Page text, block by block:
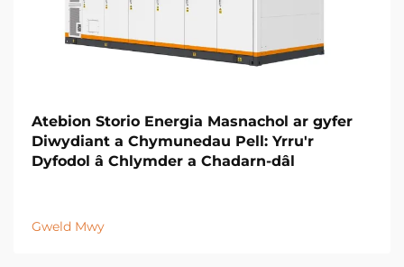
Atebion Storio Energia Masnachol ar gyfer
Diwydiant a Chymunedau Pell: Yrru'r
Dyfodol â Chlymder a Chadarn-dâl
Gweld Mwy